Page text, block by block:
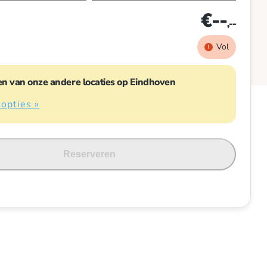
€--,--
Vol
van onze andere locaties op Eindhoven
»
Reserveren